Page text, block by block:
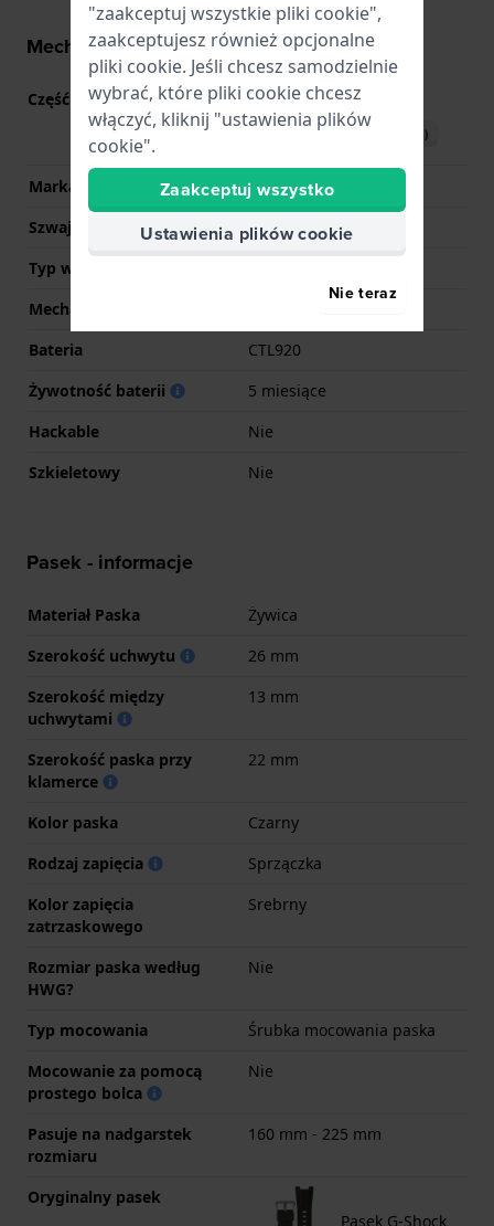
Mechanizm - informacje
Część mechanizmu nr 5513(Zobacz specyfikacje
Pobierz instrukcję (English)
Marka Movement
Casio
Szwajcarski mechanizm
Nie
Typ wyświetlacza
Mechanizm
Bateria
CTL920
Żywotność baterii
5 miesiące
Hackable
Nie
Szkieletowy
Nie
Pasek - informacje
Materiał Paska
Żywica
Szerokość uchwytu
26 mm
Szerokość między
uchwytami
13 mm
Szerokość paska przy
klamerce
22 mm
Kolor paska
Czarny
Rodzaj zapięcia
Sprzączka
Kolor zapięcia
zatrzaskowego
Srebrny
Rozmiar paska według
HWG?
Nie
Typ mocowania
Śrubka mocowania paska
Mocowanie za pomocą
prostego bolca
Nie
Pasuje na nadgarstek
rozmiaru
160 mm - 225 mm
Oryginalny pasek
Pasek G-Shock
"zaakceptuj wszystkie pliki cookie",
zaakceptujesz również opcjonalne
pliki cookie. Jeśli chcesz samodzielnie
wybrać, które pliki cookie chcesz
włączyć, kliknij "ustawienia plików
cookie".
Zaakceptuj wszystko
Ustawienia plików cookie
Nie teraz